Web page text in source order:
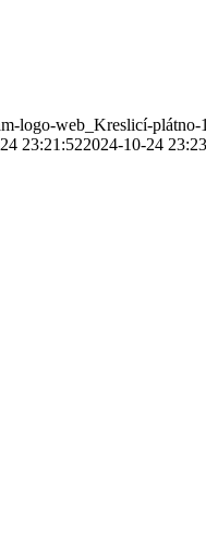
logo-web_Kreslicí-plátno-
23:21:522024-10-24